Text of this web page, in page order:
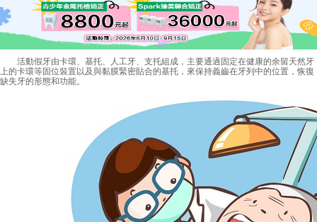
活動假牙由卡環、基托、人工牙、支托組成，主要通過固定在健康的余留天然牙
上的卡環等固位裝置以及與黏膜緊密貼合的基托，來保持義齒在牙列中的位置，恢復
缺失牙的形態和功能。